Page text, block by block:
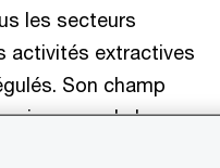
les secteurs
activités extractives
Son champ
seuls les
un chiffre